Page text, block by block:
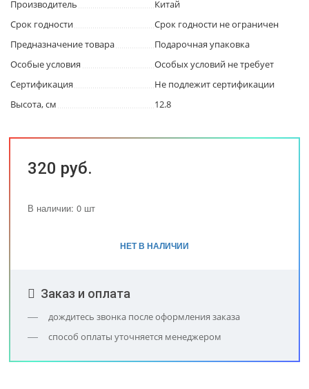
Производитель
Китай
Срок годности
Срок годности не ограничен
Предназначение товара
Подарочная упаковка
Особые условия
Особых условий не требует
Сертификация
Не подлежит сертификации
Высота, см
12.8
320 руб.
В наличии: 0 шт
НЕТ В НАЛИЧИИ
Заказ и оплата
дождитесь звонка после оформления заказа
способ оплаты уточняется менеджером